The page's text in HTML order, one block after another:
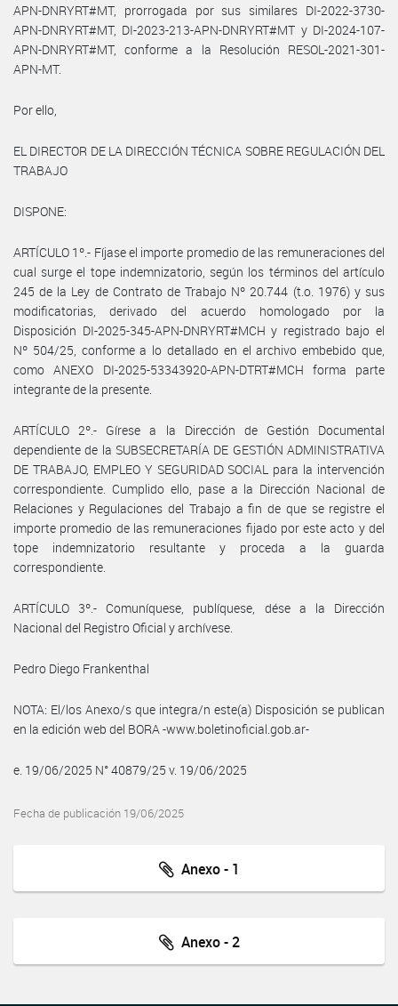
APN-DNRYRT#MT, prorrogada por sus similares DI-2022-3730-
APN-DNRYRT#MT, DI-2023-213-APN-DNRYRT#MT y DI-2024-107-
APN-DNRYRT#MT, conforme a la Resolución RESOL-2021-301-
APN-MT.
Por ello,
EL DIRECTOR DE LA DIRECCIÓN TÉCNICA SOBRE REGULACIÓN DEL
TRABAJO
DISPONE:
ARTÍCULO 1º.- Fíjase el importe promedio de las remuneraciones del
cual surge el tope indemnizatorio, según los términos del artículo
245 de la Ley de Contrato de Trabajo Nº 20.744 (t.o. 1976) y sus
modificatorias, derivado del acuerdo homologado por la
Disposición DI-2025-345-APN-DNRYRT#MCH y registrado bajo el
Nº 504/25, conforme a lo detallado en el archivo embebido que,
como ANEXO DI-2025-53343920-APN-DTRT#MCH forma parte
integrante de la presente.
ARTÍCULO 2º.- Gírese a la Dirección de Gestión Documental
dependiente de la SUBSECRETARÍA DE GESTIÓN ADMINISTRATIVA
DE TRABAJO, EMPLEO Y SEGURIDAD SOCIAL para la intervención
correspondiente. Cumplido ello, pase a la Dirección Nacional de
Relaciones y Regulaciones del Trabajo a fin de que se registre el
importe promedio de las remuneraciones fijado por este acto y del
tope indemnizatorio resultante y proceda a la guarda
correspondiente.
ARTÍCULO 3º.- Comuníquese, publíquese, dése a la Dirección
Nacional del Registro Oficial y archívese.
Pedro Diego Frankenthal
NOTA: El/los Anexo/s que integra/n este(a) Disposición se publican
en la edición web del BORA -www.boletinoficial.gob.ar-
e. 19/06/2025 N° 40879/25 v. 19/06/2025
Fecha de publicación 19/06/2025
Anexo - 1
Anexo - 2